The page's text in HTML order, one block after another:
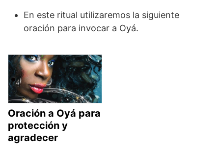
En este ritual utilizaremos la siguiente
oración para invocar a Oyá.
Oración a Oyá para
protección y
agradecer